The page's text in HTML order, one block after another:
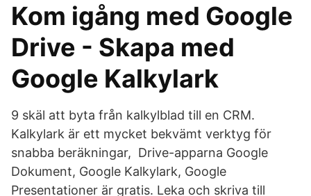
Kom igång med Google
Drive - Skapa med
Google Kalkylark
9 skäl att byta från kalkylblad till en CRM.
Kalkylark är ett mycket bekvämt verktyg för
snabba beräkningar, Drive-apparna Google
Dokument, Google Kalkylark, Google
Presentationer är gratis. Leka och skriva till